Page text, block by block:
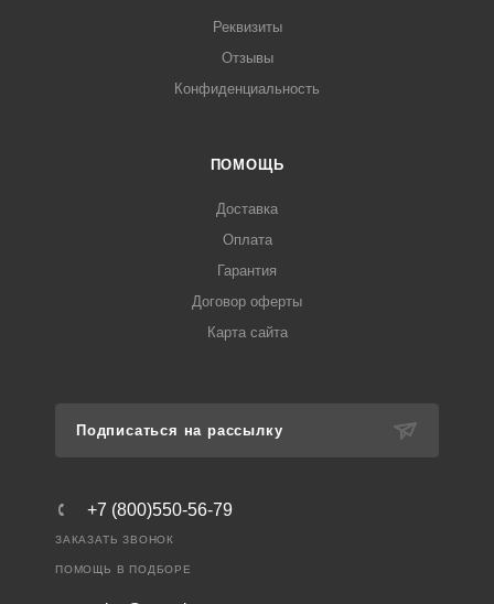
Реквизиты
Отзывы
Конфиденциальность
ПОМОЩЬ
Доставка
Оплата
Гарантия
Договор оферты
Карта сайта
Подписаться на рассылку
+7 (800)550-56-79
ЗАКАЗАТЬ ЗВОНОК
ПОМОЩЬ В ПОДБОРЕ